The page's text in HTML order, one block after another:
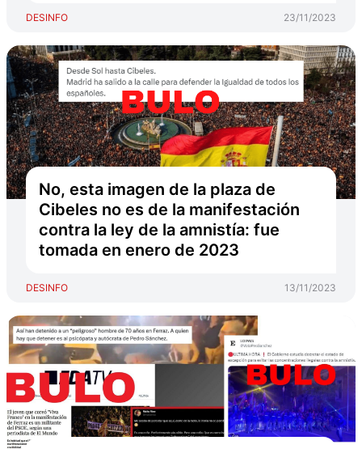
DESINFO 23/11/2023
No, esta imagen de la plaza de
Cibeles no es de la manifestación
contra la ley de la amnistía: fue
tomada en enero de 2023
DESINFO 13/11/2023